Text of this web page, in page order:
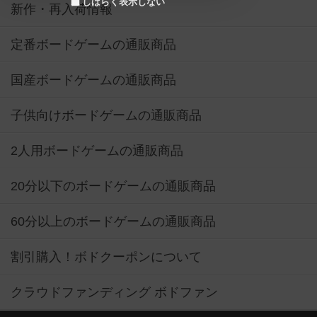
新作・再入荷情報
定番ボードゲームの通販商品
国産ボードゲームの通販商品
子供向けボードゲームの通販商品
2人用ボードゲームの通販商品
20分以下のボードゲームの通販商品
60分以上のボードゲームの通販商品
割引購入！ボドクーポンについて
クラウドファンディング ボドファン